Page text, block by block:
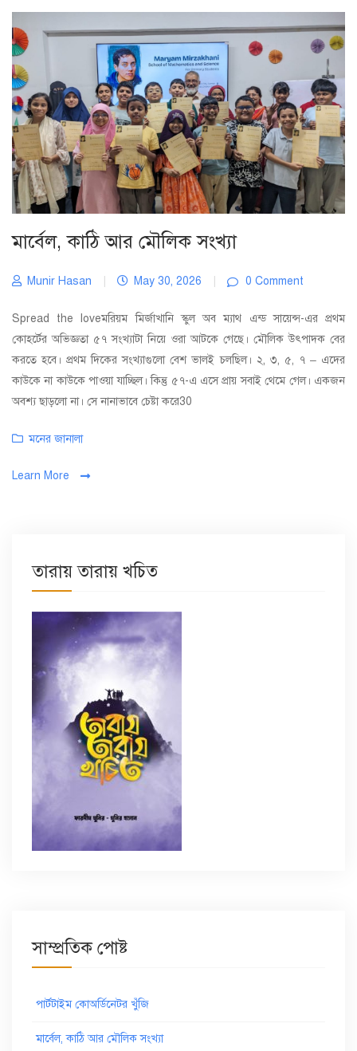
মার্বেল, কাঠি আর মৌলিক সংখ্যা
Munir Hasan May 30, 2026 0 Comment
Spread the loveমরিয়ম মির্জাখানি স্কুল অব ম্যাথ এন্ড সায়েন্স-এর প্রথম
কোহর্টের অভিজ্ঞতা ৫৭ সংখ্যাটা নিয়ে ওরা আটকে গেছে। মৌলিক উৎপাদক বের
করতে হবে। প্রথম দিকের সংখ্যাগুলো বেশ ভালই চলছিল। ২, ৩, ৫, ৭ – এদের
কাউকে না কাউকে পাওয়া যাচ্ছিল। কিন্তু ৫৭-এ এসে প্রায় সবাই থেমে গেল। একজন
অবশ্য ছাড়লো না। সে নানাভাবে চেষ্টা করে30
Categories
মনের জানালা
Learn More
তারায় তারায় খচিত
সাম্প্রতিক পোষ্ট
পার্টটাইম কোঅর্ডিনেটর খুঁজি
মার্বেল, কাঠি আর মৌলিক সংখ্যা